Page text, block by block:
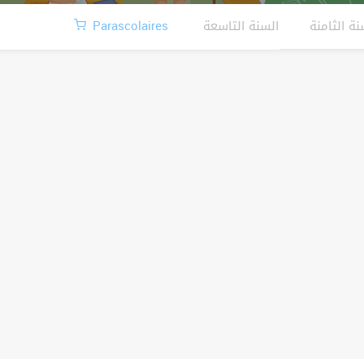
الثامنة السنة التاسعة Parascolaires